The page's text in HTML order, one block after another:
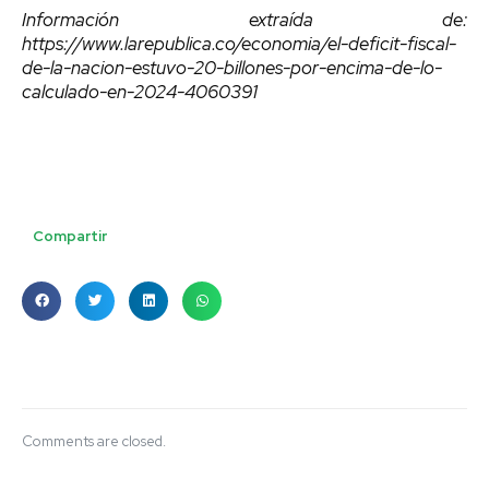
Información extraída de:
https://www.larepublica.co/economia/el-deficit-fiscal-
de-la-nacion-estuvo-20-billones-por-encima-de-lo-
calculado-en-2024-4060391
Compartir
Comments are closed.